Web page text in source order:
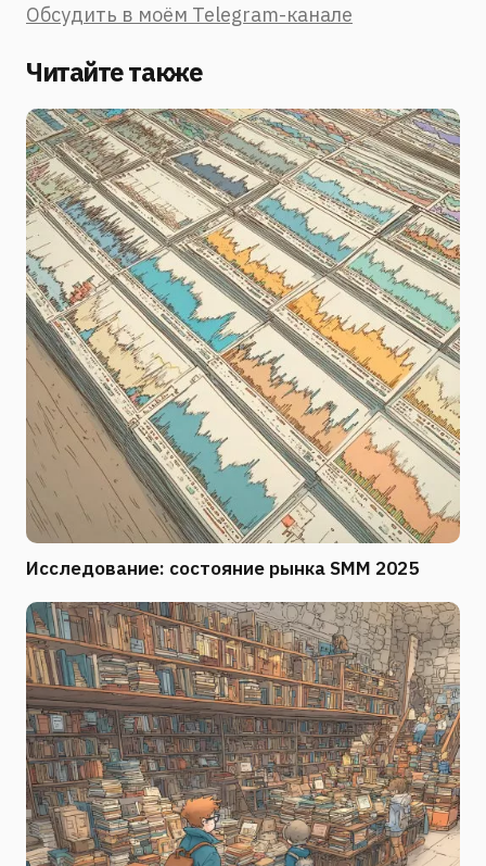
Обсудить в моём Telegram-канале
Читайте также
Исследование: состояние рынка SMM 2025